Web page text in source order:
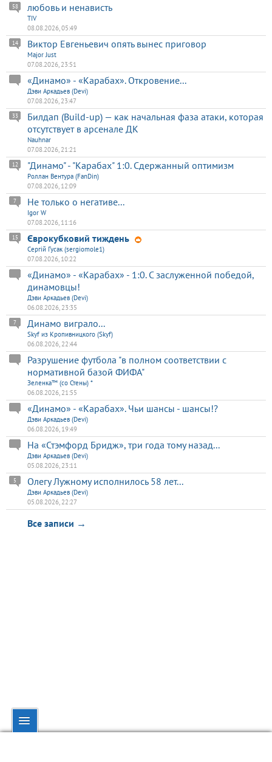
любовь и ненависть
58
TIV
08.08.2026, 05:49
Виктор Евгеньевич опять вынес приговор
14
Major Just
07.08.2026, 23:51
«Динамо» - «Карабах». Откровение...
Дэви Аркадьев (Devi)
07.08.2026, 23:47
Билдап (Build-up) — как начальная фаза атаки, которая
отсутствует в арсенале ДК
33
Nauhnar
07.08.2026, 21:21
"Динамо" - "Карабах" 1:0. Сдержанный оптимизм
12
Роллан Вентура (FanDin)
07.08.2026, 12:09
Не только о негативе...
7
Igor W
07.08.2026, 11:16
Єврокубковий тиждень
15
Сергій Гусак (sergiomole1)
07.08.2026, 10:22
«Динамо» - «Карабах» - 1:0. С заслуженной победой,
динамовцы!
Дэви Аркадьев (Devi)
06.08.2026, 23:35
Динамо виграло...
7
Skyf из Кропивницкого (Skyf)
06.08.2026, 22:44
Разрушение футбола "в полном соответствии с
нормативной базой ФИФА"
Зеленка™ (со Стены) *
06.08.2026, 21:55
«Динамо» - «Карабах». Чьи шансы - шансы!?
Дэви Аркадьев (Devi)
06.08.2026, 19:49
На «Стэмфорд Бридж», три года тому назад...
Дэви Аркадьев (Devi)
05.08.2026, 23:11
Олегу Лужному исполнилось 58 лет...
5
Дэви Аркадьев (Devi)
05.08.2026, 22:27
Все записи →